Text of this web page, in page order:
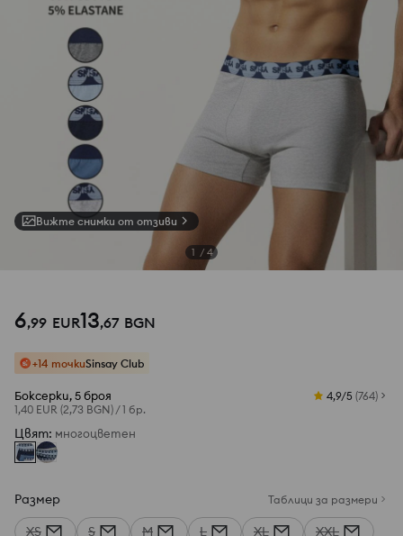
Вижте снимки от отзиви
1 / 4
6,99 EUR13,67 BGN
+14 точкиSinsay Club
Боксерки, 5 броя
1,40 EUR (2,73 BGN) /1 бр.
4,9/5 (764)
Цвят: многоцветен
Размер Таблици за размери
XS S M L XL XXL